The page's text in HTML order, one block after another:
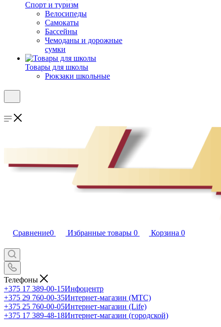
Спорт и туризм
Велосипеды
Самокаты
Бассейны
Чемоданы и дорожные
сумки
Товары для школы
Рюкзаки школьные
Сравнение0 Избранные товары 0 Корзина 0
Телефоны
+375 17 389-00-15Инфоцентр
+375 29 760-00-35Интернет-магазин (МТС)
+375 25 760-00-05Интернет-магазин (Life)
+375 17 389-48-18Интернет-магазин (городской)